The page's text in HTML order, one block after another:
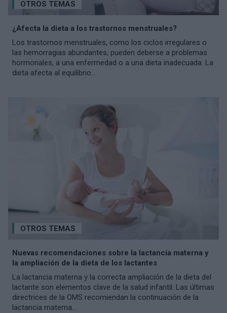
OTROS TEMAS
¿Afecta la dieta a los trastornos menstruales?
Los trastornos menstruales, como los ciclos irregulares o
las hemorragias abundantes, pueden deberse a problemas
hormonales, a una enfermedad o a una dieta inadecuada. La
dieta afecta al equilibrio...
OTROS TEMAS
Nuevas recomendaciones sobre la lactancia materna y
la ampliación de la dieta de los lactantes
La lactancia materna y la correcta ampliación de la dieta del
lactante son elementos clave de la salud infantil. Las últimas
directrices de la OMS recomiendan la continuación de la
lactancia materna...